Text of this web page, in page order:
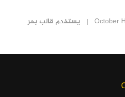
يستخدم قالب بحر